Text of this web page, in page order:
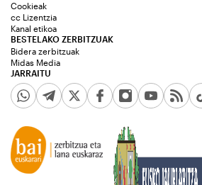
JARRAITU
Cookieak
cc Lizentzia
Kanal etikoa
BESTELAKO ZERBITZUAK
Bidera zerbitzuak
Midas Media